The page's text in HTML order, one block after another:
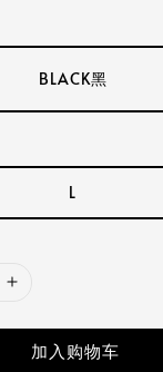
BLACK黑
L
加入购物车